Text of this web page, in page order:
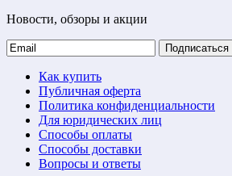
Новости, обзоры и акции
Подписаться
Как купить
Публичная оферта
Политика конфиденциальности
Для юридических лиц
Способы оплаты
Способы доставки
Вопросы и ответы